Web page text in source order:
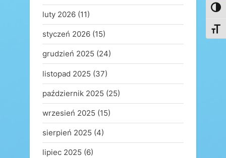
luty 2026 (11)
styczeń 2026 (15)
grudzień 2025 (24)
listopad 2025 (37)
październik 2025 (25)
wrzesień 2025 (15)
sierpień 2025 (4)
lipiec 2025 (6)